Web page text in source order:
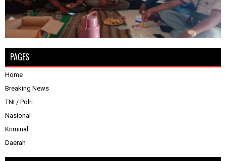
PAGES
Home
Breaking News
TNI / Polri
Nasional
Kriminal
Daerah